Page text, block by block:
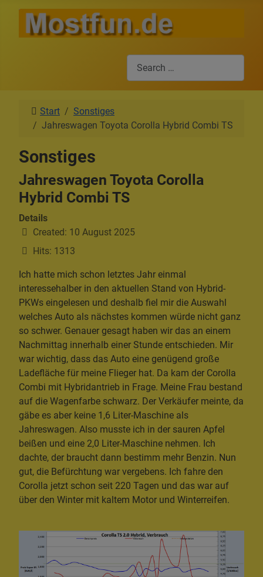
Start
Sonstiges
Jahreswagen Toyota Corolla Hybrid Combi TS
Sonstiges
Jahreswagen Toyota Corolla
Hybrid Combi TS
Details
Created: 10 August 2025
Hits: 1313
Ich hatte mich schon letztes Jahr einmal
interessehalber in den aktuellen Stand von Hybrid-
PKWs eingelesen und deshalb fiel mir die Auswahl
welches Auto als nächstes kommen würde nicht ganz
so schwer. Genauer gesagt haben wir das an einem
Nachmittag innerhalb einer Stunde entschieden. Mir
war wichtig, dass das Auto eine genügend große
Ladefläche für meine Flieger hat. Da kam der Corolla
Combi mit Hybridantrieb in Frage. Meine Frau bestand
auf die Wagenfarbe schwarz. Der Verkäufer meinte, da
gäbe es aber keine 1,6 Liter-Maschine als
Jahreswagen. Also musste ich in der sauren Apfel
beißen und eine 2,0 Liter-Maschine nehmen. Ich
dachte, der braucht dann bestimm mehr Benzin. Nun
gut, die Befürchtung war vergebens. Ich fahre den
Corolla jetzt schon seit 220 Tagen und das war auf
über den Winter mit kaltem Motor und Winterreifen.